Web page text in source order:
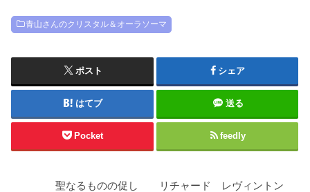
青山さんのクリスタル＆オーラソーマ
ポスト シェア
はてブ 送る
Pocket feedly
聖なるものの促し リチャード レヴィントン